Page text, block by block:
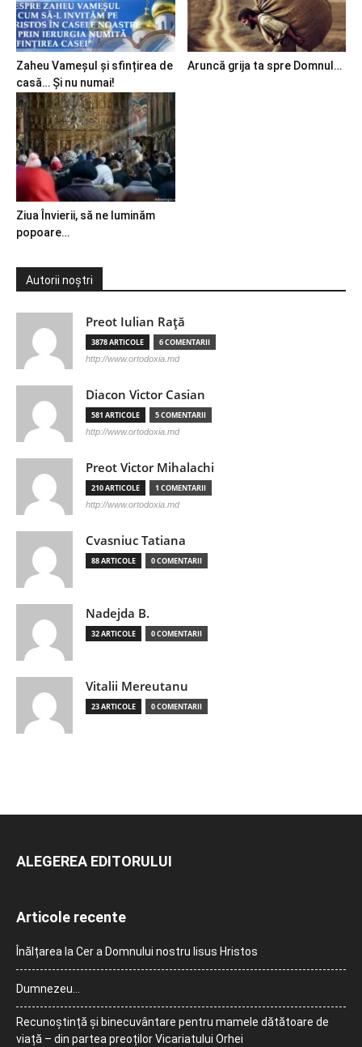
Zaheu Vameșul și sfințirea de
casă… Și nu numai!
Aruncă grija ta spre Domnul…
Ziua Învierii, să ne luminăm
popoare…
Autorii noștri
Preot Iulian Raţă
3878 ARTICOLE 6 COMENTARII
http://www.ortodoxia.md
Diacon Victor Casian
581 ARTICOLE 5 COMENTARII
http://www.ortodoxia.md
Preot Victor Mihalachi
210 ARTICOLE 1 COMENTARII
http://www.ortodoxia.md
Cvasniuc Tatiana
88 ARTICOLE 0 COMENTARII
Nadejda B.
32 ARTICOLE 0 COMENTARII
Vitalii Mereutanu
23 ARTICOLE 0 COMENTARII
ALEGEREA EDITORULUI
Articole recente
Înălțarea la Cer a Domnului nostru Iisus Hristos
Dumnezeu…
Recunoștință și binecuvântare pentru mamele dătătoare de
viață – din partea preoților Vicariatului Orhei